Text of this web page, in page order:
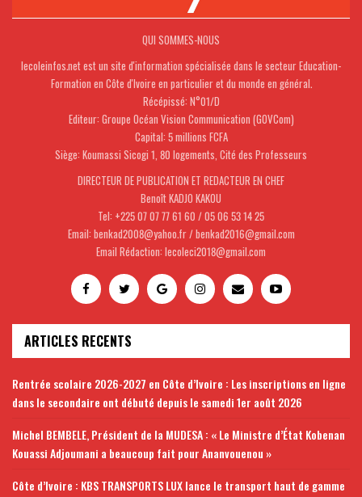
QUI SOMMES-NOUS
lecoleinfos.net est un site d'information spécialisée dans le secteur Education-
Formation en Côte d'Ivoire en particulier et du monde en général.
Récépissé: N°01/D
Editeur: Groupe Océan Vision Communication (GOVCom)
Capital: 5 millions FCFA
Siège: Koumassi Sicogi 1, 80 logements, Cité des Professeurs
DIRECTEUR DE PUBLICATION ET REDACTEUR EN CHEF
Benoît KADJO KAKOU
Tel: +225 07 07 77 61 60 / 05 06 53 14 25
Email: benkad2008@yahoo.fr / benkad2016@gmail.com
Email Rédaction: lecoleci2018@gmail.com
ARTICLES RECENTS
Rentrée scolaire 2026-2027 en Côte d’Ivoire : Les inscriptions en ligne
dans le secondaire ont débuté depuis le samedi 1er août 2026
Michel BEMBELE, Président de la MUDESA : « Le Ministre d’État Kobenan
Kouassi Adjoumani a beaucoup fait pour Ananvouenou »
Côte d’Ivoire : KBS TRANSPORTS LUX lance le transport haut de gamme